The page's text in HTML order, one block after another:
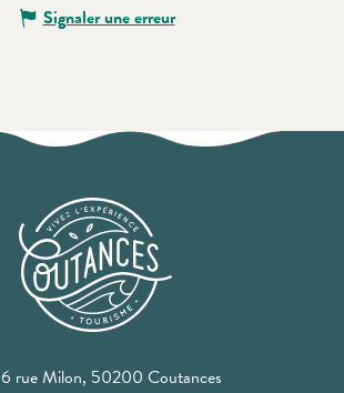
Signaler une erreur
6 rue Milon, 50200 Coutances